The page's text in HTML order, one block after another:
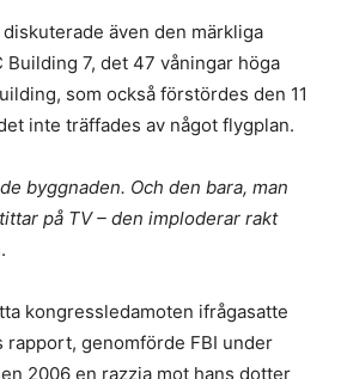
även den märkliga
7, det 47 våningar höga
som också förstördes den 11
inte träffades av något flygplan.
byggnaden. Och den bara, man
på TV – den imploderar rakt
kongressledamoten ifrågasatte
rapport, genomförde FBI under
2006 en razzia mot hans dotter